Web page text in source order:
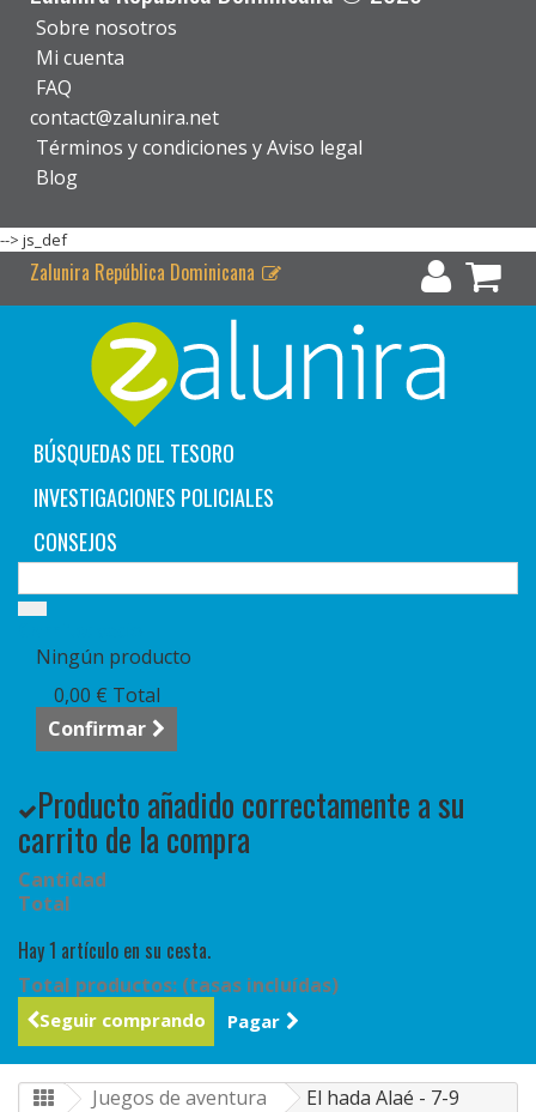
Sobre nosotros
Mi cuenta
FAQ
contact@zalunira.net
Términos y condiciones y Aviso legal
Blog
--> js_def
Zalunira República Dominicana
BÚSQUEDAS DEL TESORO
INVESTIGACIONES POLICIALES
CONSEJOS
Ningún producto
0,00 € Total
Confirmar
Producto añadido correctamente a su
carrito de la compra
Cantidad
Total
Hay 1 artículo en su cesta.
Total productos: (tasas incluídas)
Seguir comprando Pagar
Juegos de aventura
El hada Alaé - 7-9